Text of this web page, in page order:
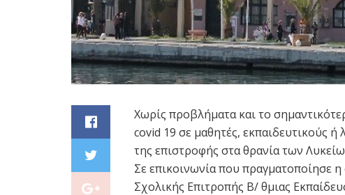
Xωρίς προβλήματα και το
covid 19 σε μαθητές, εκπαιδευτικούς
της επιστροφής στα θρανία των
Σε επικοινωνία που πραγματοποίησε
Σχολικής Επιτροπής Β/ θμιας